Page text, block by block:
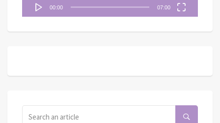
00:00 07:00